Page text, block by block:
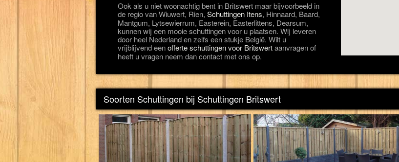
Ook als u niet woonachtig bent in Britswert maar bijvoorbeeld in
de regio van Wiuwert, Rien, Schuttingen Itens, Hinnaard, Baard,
Mantgum, Lytsewierrum, Easterein, Easterlittens, Dearsum,
kunnen wij een mooie schuttingen voor u plaatsen. Wij leveren
door heel Nederland en zelfs een stukje België. Wilt u
vrijblijvend eenofferte schuttingen voor Britswertaanvragen of
heeft u vragen neem dan contact met ons op.
Soorten Schuttingen bij Schuttingen Britswert